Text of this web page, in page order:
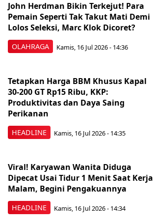
OLAHRAGA
John Herdman Bikin Terkejut! Para
Pemain Seperti Tak Takut Mati Demi
Lolos Seleksi, Marc Klok Dicoret?
Kamis, 16 Jul 2026 - 14:36
HEADLINE
Tetapkan Harga BBM Khusus Kapal
30-200 GT Rp15 Ribu, KKP:
Produktivitas dan Daya Saing
Perikanan
Kamis, 16 Jul 2026 - 14:35
HEADLINE
Viral! Karyawan Wanita Diduga
Dipecat Usai Tidur 1 Menit Saat Kerja
Malam, Begini Pengakuannya
Kamis, 16 Jul 2026 - 14:34